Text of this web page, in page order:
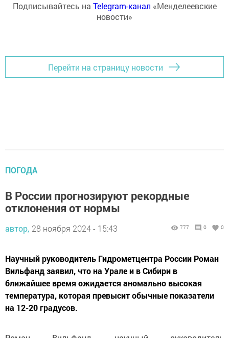
Подписывайтесь на Telegram-канал «Менделеевские
новости»
Перейти на страницу новости
ПОГОДА
В России прогнозируют рекордные
отклонения от нормы
автор, 28 ноября 2024 - 15:43 777 0 0
Научный руководитель Гидрометцентра России Роман
Вильфанд заявил, что на Урале и в Сибири в
ближайшее время ожидается аномально высокая
температура, которая превысит обычные показатели
на 12-20 градусов.